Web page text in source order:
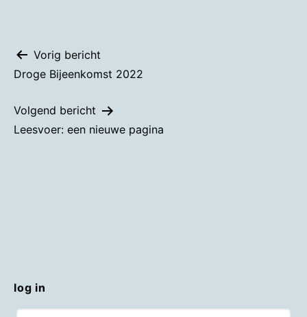
Bericht
navigatie
Vorig bericht
Droge Bijeenkomst 2022
Volgend bericht
Leesvoer: een nieuwe pagina
log in